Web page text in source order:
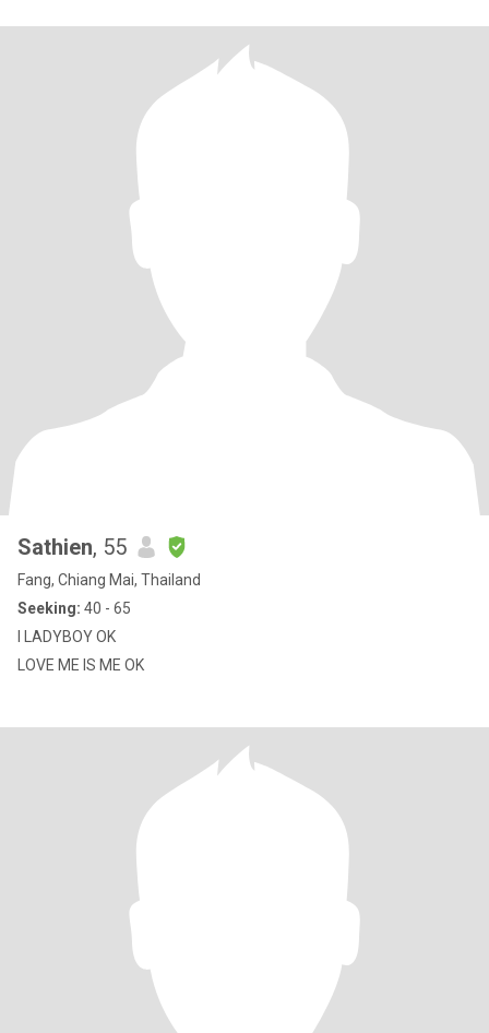
Sathien, 55
Fang, Chiang Mai, Thailand
Seeking: 40 - 65
I LADYBOY OK
LOVE ME IS ME OK